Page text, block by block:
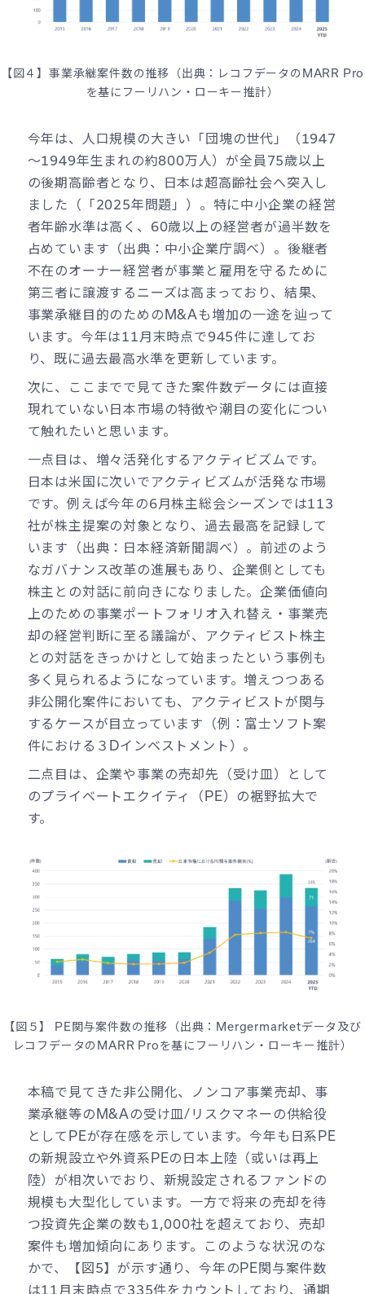
【図４】事業承継案件数の推移（出典：レコフデータのMARR Pro
を基にフーリハン・ローキー推計）
今年は、人口規模の大きい「団塊の世代」（1947
～1949年生まれの約800万人）が全員75歳以上
の後期高齢者となり、日本は超高齢社会へ突入し
ました（「2025年問題」）。特に中小企業の経営
者年齢水準は高く、60歳以上の経営者が過半数を
占めています（出典：中小企業庁調べ）。後継者
不在のオーナー経営者が事業と雇用を守るために
第三者に譲渡するニーズは高まっており、結果、
事業承継目的のためのM&Aも増加の一途を辿って
います。今年は11月末時点で945件に達してお
り、既に過去最高水準を更新しています。
次に、ここまでで見てきた案件数データには直接
現れていない日本市場の特徴や潮目の変化につい
て触れたいと思います。
一点目は、増々活発化するアクティビズムです。
日本は米国に次いでアクティビズムが活発な市場
です。例えば今年の6月株主総会シーズンでは113
社が株主提案の対象となり、過去最高を記録して
います（出典：日本経済新聞調べ）。前述のよう
なガバナンス改革の進展もあり、企業側としても
株主との対話に前向きになりました。企業価値向
上のための事業ポートフォリオ入れ替え・事業売
却の経営判断に至る議論が、アクティビスト株主
との対話をきっかけとして始まったという事例も
多く見られるようになっています。増えつつある
非公開化案件においても、アクティビストが関与
するケースが目立っています（例：富士ソフト案
件における３Dインベストメント）。
二点目は、企業や事業の売却先（受け皿）として
のプライベートエクイティ（PE）の裾野拡大で
す。
【図５】 PE関与案件数の推移（出典：Mergermarketデータ及び
レコフデータのMARR Proを基にフーリハン・ローキー推計）
本稿で見てきた非公開化、ノンコア事業売却、事
業承継等のM&Aの受け皿/リスクマネーの供給役
としてPEが存在感を示しています。今年も日系PE
の新規設立や外資系PEの日本上陸（或いは再上
陸）が相次いでおり、新規設定されるファンドの
規模も大型化しています。一方で将来の売却を待
つ投資先企業の数も1,000社を超えており、売却
案件も増加傾向にあります。このような状況のな
かで、【図5】が示す通り、今年のPE関与案件数
は11月末時点で335件をカウントしており、通期